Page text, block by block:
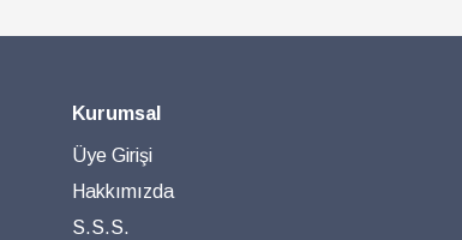
Kurumsal
Üye Girişi
Hakkımızda
S.S.S.